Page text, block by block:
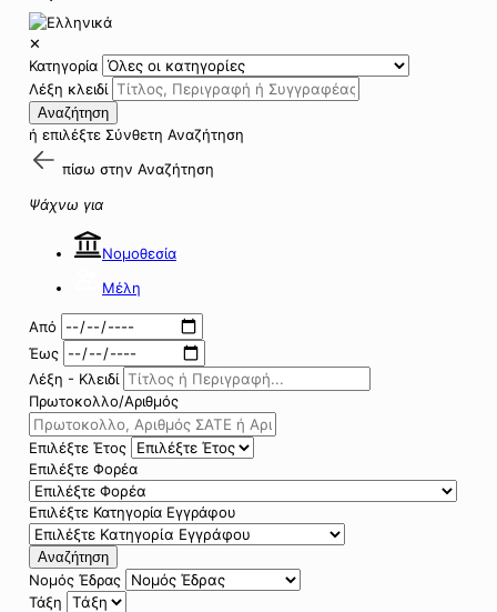
✕
Κατηγορία
Λέξη κλειδί
Αναζήτηση
ή επιλέξτε Σύνθετη Αναζήτηση
πίσω στην Αναζήτηση
Ψάχνω για
Νομοθεσία
Μέλη
Από
Έως
Λέξη - Κλειδί
Πρωτοκολλο/Αριθμός
Επιλέξτε Έτος
Επιλέξτε Φορέα
Επιλέξτε Κατηγορία Εγγράφου
Αναζήτηση
Νομός Έδρας
Τάξη